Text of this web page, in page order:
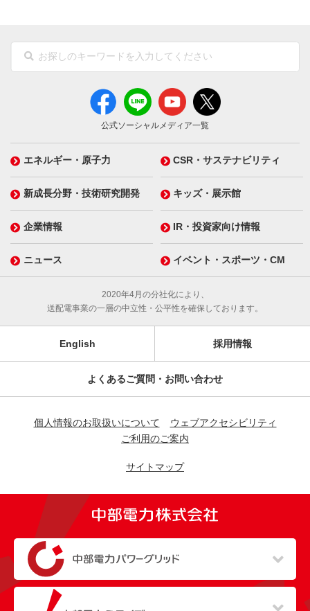
公式ソーシャルメディア一覧
エネルギー・原子力 CSR・サステナビリティ
新成長分野・技術研究開発 キッズ・展示館
企業情報 IR・投資家向け情報
ニュース イベント・スポーツ・CM
2020年4月の分社化により、
送配電事業の一層の中立性・公平性を確保しております。
English 採用情報
よくあるご質問・お問い合わせ
個人情報のお取扱いについて
ウェブアクセシビリティ
ご利用のご案内
サイトマップ
（新しいウィンドウを開きます）